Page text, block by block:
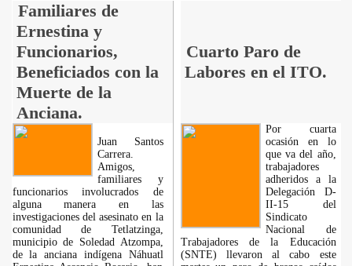
Familiares de
Ernestina y
Funcionarios,
Beneficiados con la
Muerte de la
Anciana.
Cuarto Paro de
Labores en el ITO.
Juan Santos
Carrera.
Amigos,
familiares y
funcionarios involucrados de
alguna manera en las
investigaciones del asesinato en la
comunidad de Tetlatzinga,
municipio de Soledad Atzompa,
de la anciana indígena Náhuatl
Por cuarta
ocasión en lo
que va del año,
trabajadores
adheridos a la
Delegación D-
II-15 del
Sindicato
Nacional de
Trabajadores de la Educación
(SNTE) llevaron al cabo este